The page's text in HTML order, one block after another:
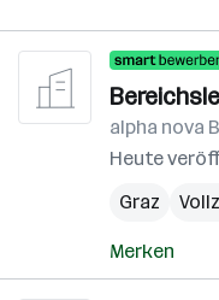
alpha nova
Heute
Graz
Merken